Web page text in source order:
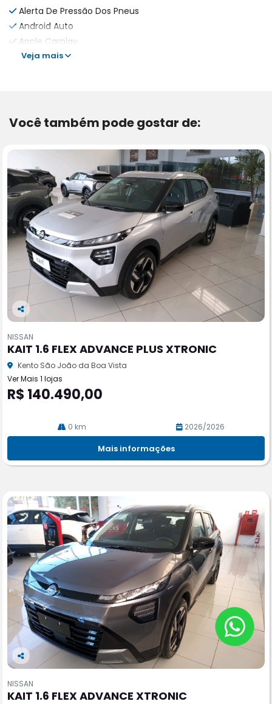
Alerta De Pressão Dos Pneus
Android Auto
Apple Carplay
Veja mais
Você também pode gostar de:
Co
pa
rtil
he
NISSAN
KAIT 1.6 FLEX ADVANCE PLUS XTRONIC
Kento São João da Boa Vista
Ver Mais 1 lojas
R$ 140.490,00
0 km 2026/2026
Mais informações
Co
pa
rtil
NISSAN
KAIT 1.6 FLEX ADVANCE XTRONIC